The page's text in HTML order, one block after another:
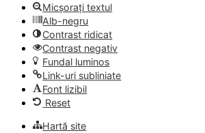
Micșorați textul
Alb-negru
Contrast ridicat
Contrast negativ
Fundal luminos
Link-uri subliniate
Font lizibil
Reset
Hartă site